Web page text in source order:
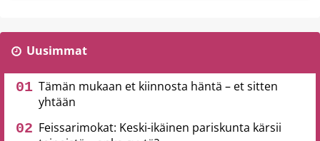
Uusimmat
Tämän mukaan et kiinnosta häntä – et sitten
yhtään
Feissarimokat: Keski-ikäinen pariskunta kärsii